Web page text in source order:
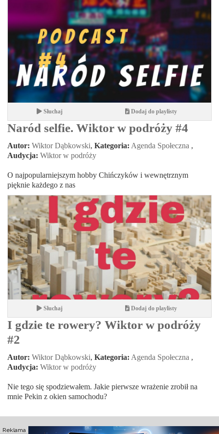
Słuchaj Dodaj do playlisty
Naród selfie. Wiktor w podróży #4
Autor: Wiktor Dąbkowski, Kategoria: Agenda Społeczna ,
Audycja: Wiktor w podróży
O najpopularniejszym hobby Chińczyków i wewnętrznym
pięknie każdego z nas
Słuchaj Dodaj do playlisty
I gdzie te rowery? Wiktor w podróży
#2
Autor: Wiktor Dąbkowski, Kategoria: Agenda Społeczna ,
Audycja: Wiktor w podróży
Nie tego się spodziewałem. Jakie pierwsze wrażenie zrobił na
mnie Pekin z okien samochodu?
Reklama